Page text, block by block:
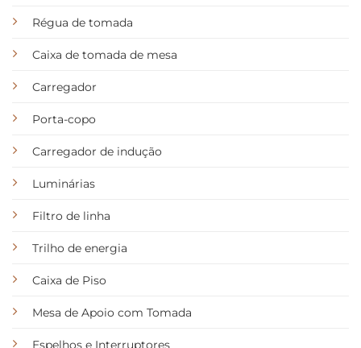
Régua de tomada
Caixa de tomada de mesa
Carregador
Porta-copo
Carregador de indução
Luminárias
Filtro de linha
Trilho de energia
Caixa de Piso
Mesa de Apoio com Tomada
Espelhos e Interruptores